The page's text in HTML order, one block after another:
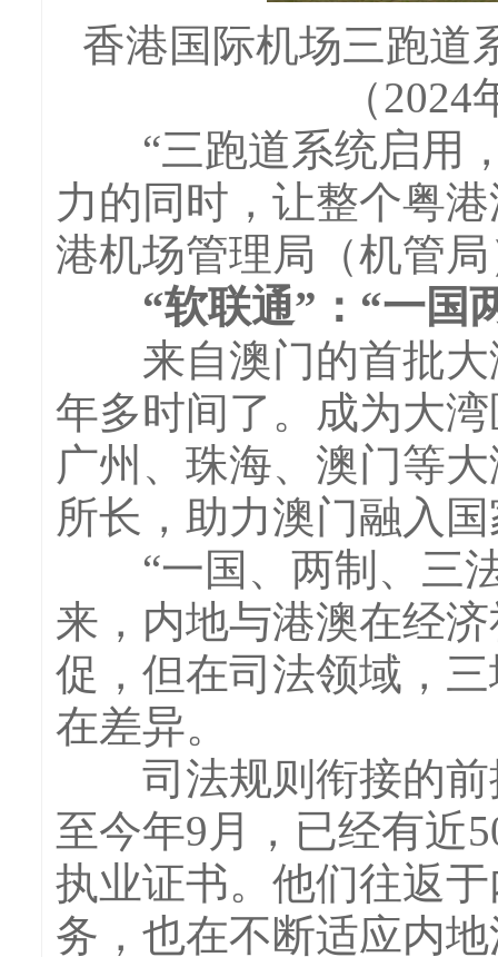
香港国际机场三跑道
（
“三跑道系统启用，
力的同时，让整个粤
港机场管理局（机管
“软联通”：“一国
来自澳门的首批大
年多时间了。成为大
广州、珠海、澳门等
所长，助力澳门融入
“一国、两制、三法
来，内地与港澳在经
促，但在司法领域，
在差异。
司法规则衔接的前
至今年9月，已经有近
执业证书。他们往返
务，也在不断适应内